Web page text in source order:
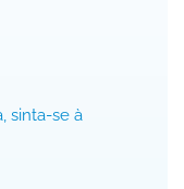
sinta-se à